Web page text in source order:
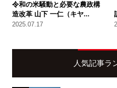
令和の米騒動と必要な農政構
造改革 山下 一仁（キヤ...
2025.07.17
人気記事ラ